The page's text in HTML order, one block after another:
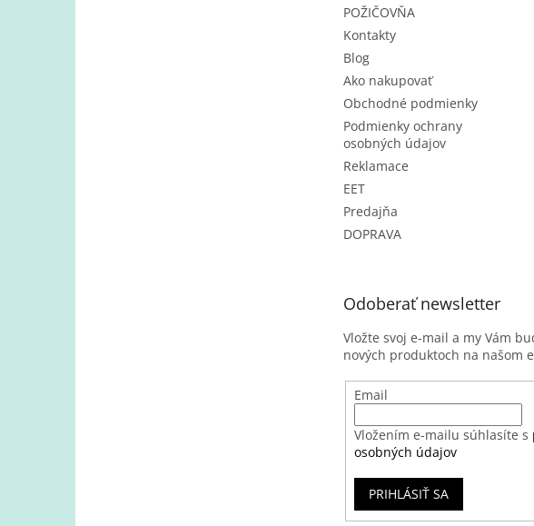
POŽIČOVŇA
Kontakty
Blog
Ako nakupovať
Obchodné podmienky
Podmienky ochrany
osobných údajov
Reklamace
EET
Predajňa
DOPRAVA
Odoberať newsletter
Vložte svoj e-mail a my Vám
nových produktoch na našom
Email
Vložením e-mailu súhlasíte s
osobných údajov
PRIHLÁSIŤ SA